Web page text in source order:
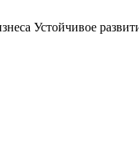
Устойчивое